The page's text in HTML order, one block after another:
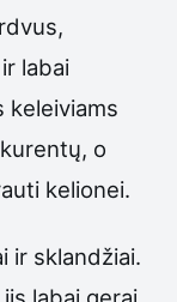
labai
keleiviams
o
kelionei.
ir sklandžiai.